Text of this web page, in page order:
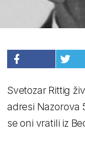
Svetozar Rittig
adresi Nazorova
se oni vratili iz